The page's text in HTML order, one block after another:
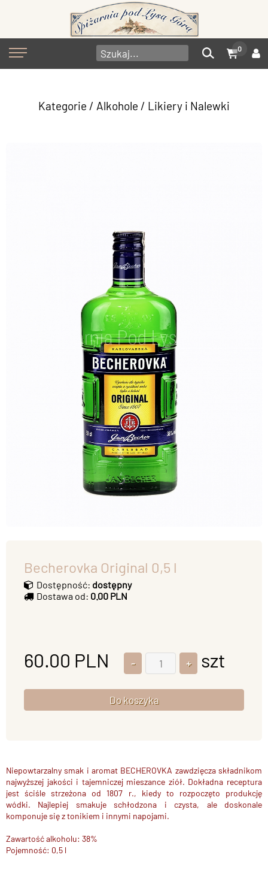
0
Kategorie / Alkohole / Likiery i Nalewki
Becherovka Original 0,5 l
Dostępność: dostępny
Dostawa od: 0.00 PLN
60.00 PLN szt
Niepowtarzalny smak i aromat BECHEROVKA zawdzięcza składnikom
najwyższej jakości i tajemniczej mieszance ziół. Dokładna receptura
jest ściśle strzeżona od 1807 r., kiedy to rozpoczęto produkcję
wódki. Najlepiej smakuje schłodzona i czysta, ale doskonale
komponuje się z tonikiem i innymi napojami.
Zawartość alkoholu: 38%
Pojemność: 0,5 l